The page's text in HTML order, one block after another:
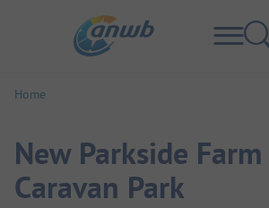
Home
New Parkside Farm
Caravan Park